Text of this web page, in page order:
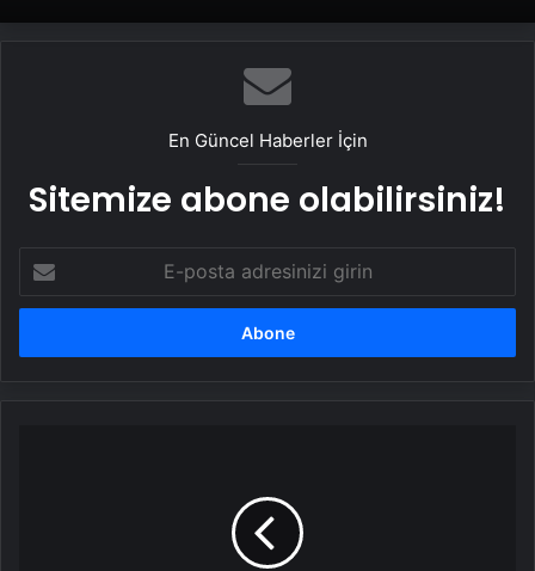
En Güncel Haberler İçin
Sitemize abone olabilirsiniz!
posta
adresinizi